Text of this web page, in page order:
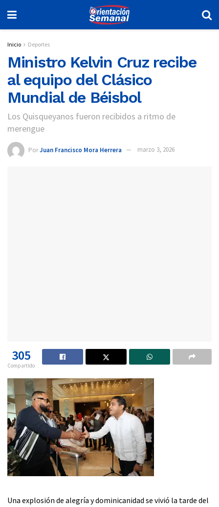
Inicio Deportes
Ministro Kelvin Cruz recibe
al equipo del Clásico
Mundial de Béisbol
Los Quisqueyanos fueron recibidos a ritmo de
merengue
PorJuan Francisco Mora Herrera marzo 3, 2026
305
Compartido
Una explosión de alegría y dominicanidad se vivió la tarde del